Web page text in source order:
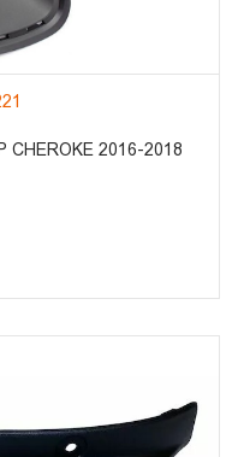
2016-2018